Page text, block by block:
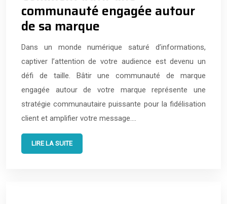
communauté engagée autour
de sa marque
Dans un monde numérique saturé d’informations,
captiver l’attention de votre audience est devenu un
défi de taille. Bâtir une communauté de marque
engagée autour de votre marque représente une
stratégie communautaire puissante pour la fidélisation
client et amplifier votre message….
LIRE LA SUITE